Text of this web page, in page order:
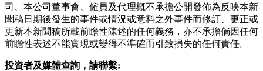
司、本公司董事會、僱員及代理概不承擔公開發佈為反映本新
聞稿日期後發生的事件或情況或意料之外事件而修訂、更正或
更新本新聞稿所載前瞻性陳述的任何義務，亦不承擔倘因任何
前瞻性表述不能實現或變得不準確而引致損失的任何責任。
投資者及媒體查詢，請聯繫: